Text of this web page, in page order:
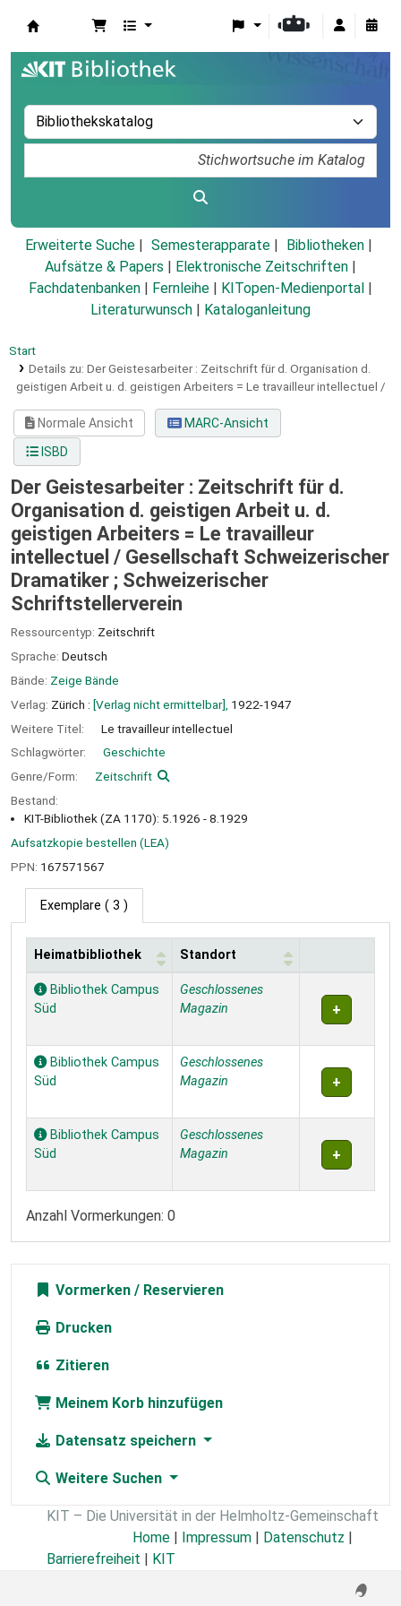
Erweiterte Suche Semesterapparate
Bibliotheken
Aufsätze & Papers
Elektronische Zeitschriften
Fachdatenbanken
Fernleihe KITopen-Medienportal
Literaturwunsch
Kataloganleitung
Start
Details zu: Der Geistesarbeiter : Zeitschrift für d. Organisation d.
geistigen Arbeit u. d. geistigen Arbeiters = Le travailleur intellectuel /
Normale Ansicht
MARC-Ansicht
ISBD
Der Geistesarbeiter : Zeitschrift für d.
Organisation d. geistigen Arbeit u. d.
geistigen Arbeiters = Le travailleur
intellectuel / Gesellschaft Schweizerischer
Dramatiker ; Schweizerischer
Schriftstellerverein
Ressourcentyp: Zeitschrift
Sprache: Deutsch
Bände: Zeige Bände
Verlag: Zürich : [Verlag nicht ermittelbar], 1922-1947
Weitere Titel:
Le travailleur intellectuel
Schlagwörter:
Geschichte
Genre/Form:
Zeitschrift
Bestand:
KIT-Bibliothek (ZA 1170): 5.1926 - 8.1929
Aufsatzkopie bestellen (LEA)
PPN: 167571567
Exemplare ( 3 )
Exemplare
Heimatbibliothek Standort
Bibliothek Campus
Süd
Geschlossenes
Magazin
Bibliothek Campus
Süd
Geschlossenes
Magazin
Bibliothek Campus
Süd
Geschlossenes
Magazin
Anzahl Vormerkungen: 0
Vormerken
Drucken
Zitieren
Meinem Korb hinzufügen
Datensatz speichern
Weitere Suchen
KIT – Die Universität in der Helmholtz-Gemeinschaft
Home
Impressum Datenschutz
Barrierefreiheit
KIT